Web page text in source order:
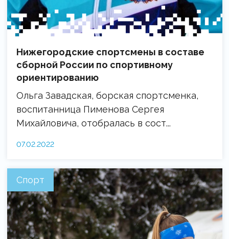
Нижегородские спортсмены в составе
сборной России по спортивному
ориентированию
Ольга Завадская, борская спортсменка,
воспитанница Пименова Сергея
Михайловича, отобралась в сост...
07.02.2022
Спорт